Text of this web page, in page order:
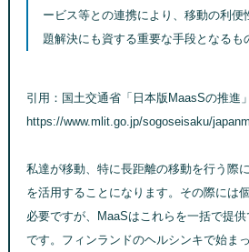
ービス等との連携により、移動の利便
題解決にも資する重要な手段となるも
引用：国土交通省「日本版MaasSの推進
https://www.mlit.go.jp/sogoseisaku/
私達が移動、特に長距離の移動を行う際
を活用することになります。その際には
必要ですが、MaaSはこれらを一括で提
です。フィンランドのヘルシンキで始ま